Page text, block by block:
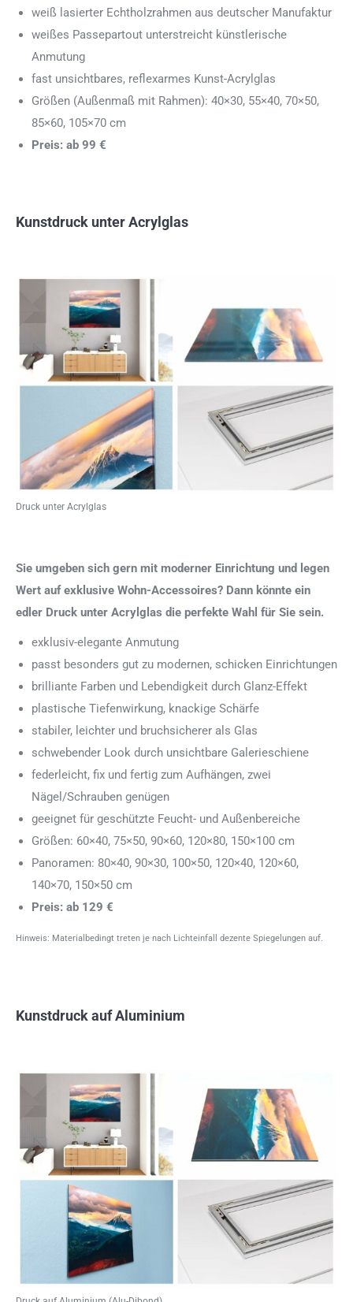
weiß lasierter Echtholzrahmen aus deutscher Manufaktur
weißes Passepartout unterstreicht künstlerische
Anmutung
fast unsichtbares, reflexarmes Kunst-Acrylglas
Größen (Außenmaß mit Rahmen): 40×30, 55×40, 70×50,
85×60, 105×70 cm
Preis: ab 99 €
Kunstdruck unter Acrylglas
Druck unter Acrylglas
Sie umgeben sich gern mit moderner Einrichtung und legen
Wert auf exklusive Wohn-Accessoires? Dann könnte ein
edler Druck unter Acrylglas die perfekte Wahl für Sie sein.
exklusiv-elegante Anmutung
passt besonders gut zu modernen, schicken Einrichtungen
brilliante Farben und Lebendigkeit durch Glanz-Effekt
plastische Tiefenwirkung, knackige Schärfe
stabiler, leichter und bruchsicherer als Glas
schwebender Look durch unsichtbare Galerieschiene
federleicht, fix und fertig zum Aufhängen, zwei
Nägel/Schrauben genügen
geeignet für geschützte Feucht- und Außenbereiche
Größen: 60×40, 75×50, 90×60, 120×80, 150×100 cm
Panoramen: 80×40, 90×30, 100×50, 120×40, 120×60,
140×70, 150×50 cm
Preis: ab 129 €
Hinweis: Materialbedingt treten je nach Lichteinfall dezente Spiegelungen auf.
Kunstdruck auf Aluminium